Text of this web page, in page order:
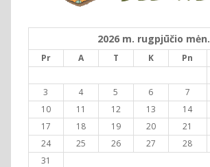
2026 m. rugpjūčio mėn.
Pr A T K Pn
3
4 5 6 7
10
11 12 13 14
17
18 19 20 21
24
25 26 27 28
31